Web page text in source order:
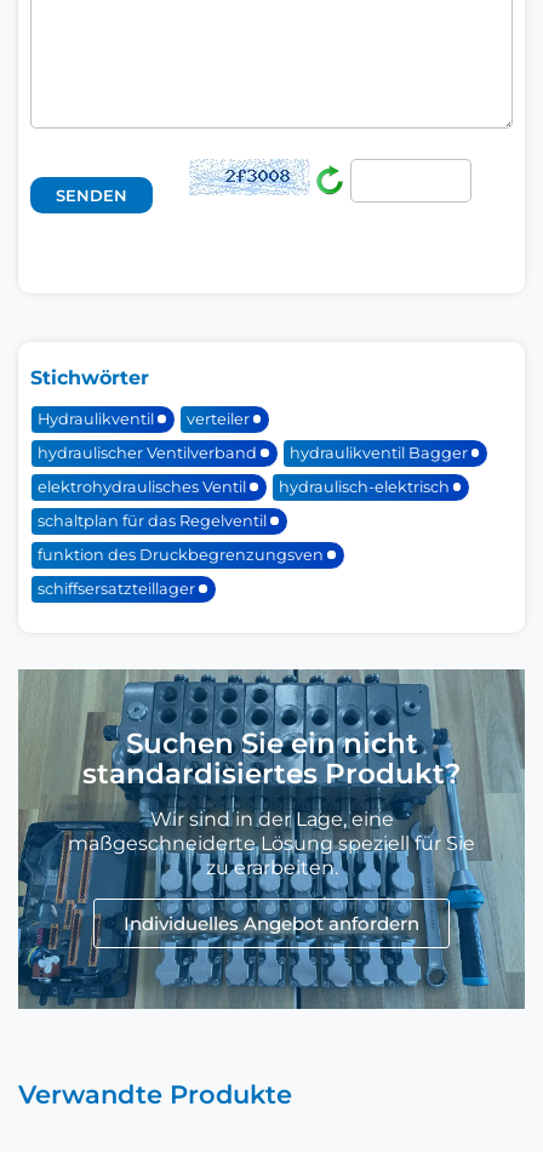
Stichwörter
Hydraulikventil
verteiler
hydraulischer Ventilverband
hydraulikventil Bagger
elektrohydraulisches Ventil
hydraulisch-elektrisch
schaltplan für das Regelventil
funktion des Druckbegrenzungsven
schiffsersatzteillager
Suchen Sie ein nicht
standardisiertes Produkt?
Wir sind in der Lage, eine
maßgeschneiderte Lösung speziell für Sie
zu erarbeiten.
Individuelles Angebot anfordern
Verwandte Produkte